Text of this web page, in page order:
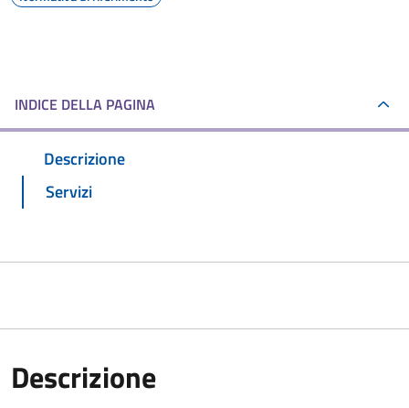
INDICE DELLA PAGINA
Descrizione
Servizi
Descrizione